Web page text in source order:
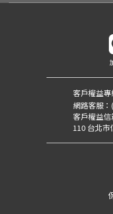
客戶權益專
網路客服：
客戶權益信
110 台北市